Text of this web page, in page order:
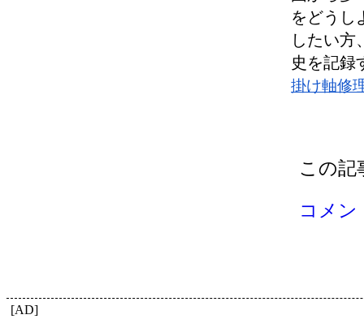
をどうし
したい方
史を記録
掛け軸修
この記
コメン
[AD]